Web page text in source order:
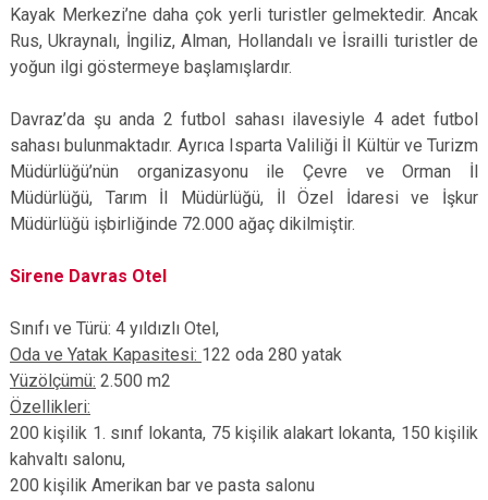
Kayak Merkezi’ne daha çok yerli turistler gelmektedir. Ancak
Rus, Ukraynalı, İngiliz, Alman, Hollandalı ve İsrailli turistler de
yoğun ilgi göstermeye başlamışlardır.
Davraz’da şu anda 2 futbol sahası ilavesiyle 4 adet futbol
sahası bulunmaktadır. Ayrıca Isparta Valiliği İl Kültür ve Turizm
Müdürlüğü’nün organizasyonu ile Çevre ve Orman İl
Müdürlüğü, Tarım İl Müdürlüğü, İl Özel İdaresi ve İşkur
Müdürlüğü işbirliğinde 72.000 ağaç dikilmiştir.
Sirene Davras Otel
Sınıfı ve Türü: 4 yıldızlı Otel,
Oda ve Yatak Kapasitesi: 122 oda 280 yatak
Yüzölçümü: 2.500 m2
Özellikleri:
200 kişilik 1. sınıf lokanta, 75 kişilik alakart lokanta, 150 kişilik
kahvaltı salonu,
200 kişilik Amerikan bar ve pasta salonu